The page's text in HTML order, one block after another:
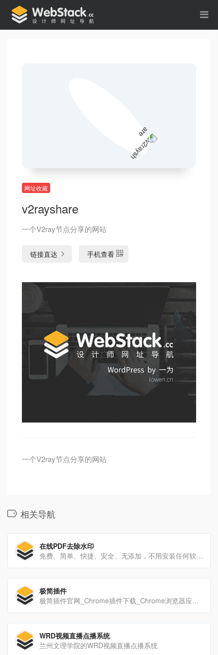
网址收藏
v2rayshare
一个V2ray节点分享的网站
链接直达 手机查看
一个V2ray节点分享的网站
相关导航
在线PDF去除水印
免费、简单、快捷、安全、无添加，不用安装任何软件或插件，很好用的PDF去除水印工具
极简插件
极简插件官网_Chrome插件下载_Chrome浏览器应用商店
WRD视频直播点播系统
兰州文理学院的WRD视频直播点播系统